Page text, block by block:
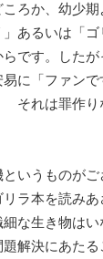
ろか、幼少
あるいは「
です。した
に「ファン
それは罪作
いうものがご
ラ本を読み
細な生き物は
解決にあた